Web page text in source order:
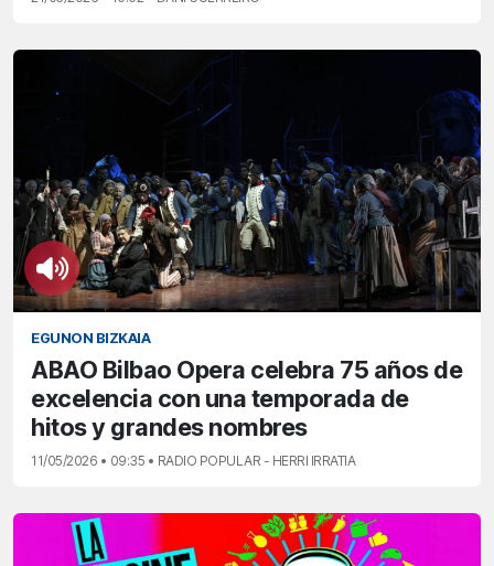
EGUNON BIZKAIA
ABAO Bilbao Opera celebra 75 años de
excelencia con una temporada de
hitos y grandes nombres
11/05/2026 • 09:35 • RADIO POPULAR - HERRI IRRATIA